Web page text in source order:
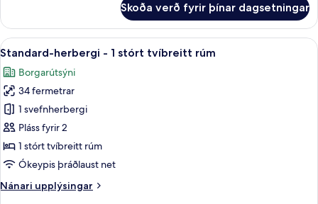
gott
aðgengi
(Communications,
Access
Tub)
-
stórt
rúm
gott
aðgengi
(Communications,
Access
Tub)
Skoða verð fyrir þínar dagsetningar
Skoða
allar
myndir
fyrir
Standard-
herbergi
-
1
tvíbreitt
Skrifborð, myrkratjöld/-gardínur,
9
Standard-herbergi - 1 stórt tvíbreitt rúm
Borgarútsýni
34 fermetrar
1 svefnherbergi
Pláss fyrir 2
1 stórt tvíbreitt rúm
Ókeypis þráðlaust net
Nánari upplýsingar
Nánari